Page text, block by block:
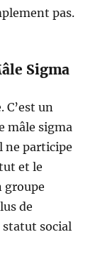
pas.
Sigma
C’est un
mâle sigma
ne participe
et le
groupe
de
statut social